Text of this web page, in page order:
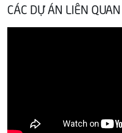
CÁC DỰ ÁN LIÊN QUAN